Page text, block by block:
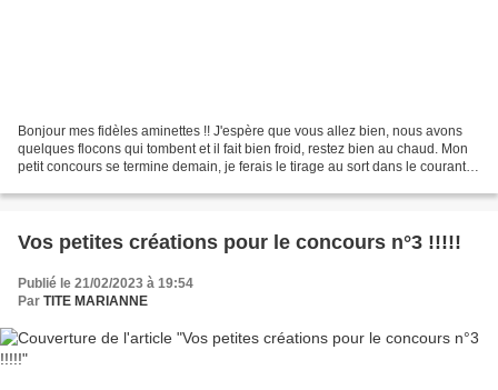
Bonjour mes fidèles aminettes !! J'espère que vous allez bien, nous avons
quelques flocons qui tombent et il fait bien froid, restez bien au chaud. Mon
petit concours se termine demain, je ferais le tirage au sort dans le courant
Vos petites créations pour le concours n°3 !!!!!
Publié le 21/02/2023 à 19:54
Par TITE MARIANNE